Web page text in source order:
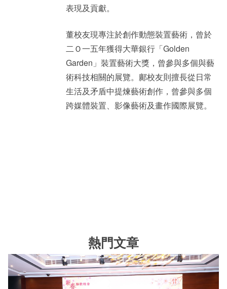
表現及貢獻。
董校友現專注於創作動態裝置藝術，曾於
二Ｏ一五年獲得大華銀行「Golden
Garden」裝置藝術大獎，曾參與多個與藝
術科技相關的展覽。鄺校友則擅長從日常
生活及矛盾中提煉藝術創作，曾參與多個
跨媒體裝置、影像藝術及畫作國際展覽。
熱門文章